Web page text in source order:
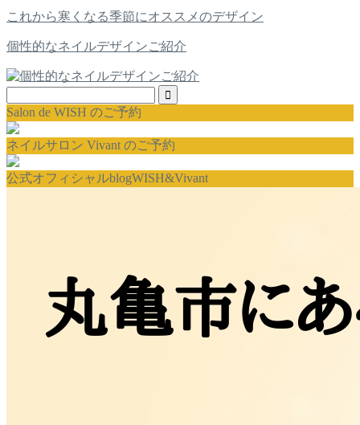
これから寒くなる季節にオススメのデザイン
個性的なネイルデザインご紹介
Salon de WISH のご予約
ネイルサロン Vivant のご予約
公式オフィシャルblogWISH&Vivant